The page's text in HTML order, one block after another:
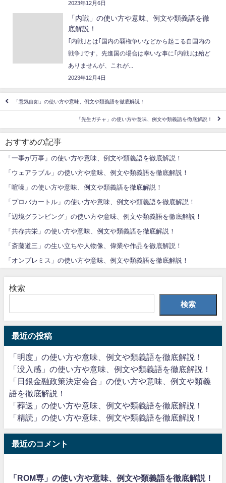
2023年12月6日
「内戦」の使い方や意味、例文や類義語を徹
底解説！
｢内戦｣とは｢国内の覇権争いなどから起こる自国内の
戦争｣です。先進国の場合は幸いな事に｢内戦｣は殆ど
ありませんが、これが...
2023年12月4日
「意気自如」の使い方や意味、例文や類義語を徹底解説！
「先生ガチャ」の使い方や意味、例文や類義語を徹底解説！
おすすめの記事
「一事が万事」の使い方や意味、例文や類義語を徹底解説！
「ウェアラブル」の使い方や意味、例文や類義語を徹底解説！
「喧噪」の使い方や意味、例文や類義語を徹底解説！
「プロバカートル」の使い方や意味、例文や類義語を徹底解説！
「辺境グランピング」の使い方や意味、例文や類義語を徹底解説！
「共存共栄」の使い方や意味、例文や類義語を徹底解説！
「斎藤道三」の生い立ちや人物像、偉業や作品を徹底解説！
「オンプレミス」の使い方や意味、例文や類義語を徹底解説！
検索
検索
最近の投稿
「明度」の使い方や意味、例文や類義語を徹底解説！
「没入感」の使い方や意味、例文や類義語を徹底解説！
「日銀金融政策決定会合」の使い方や意味、例文や類義
語を徹底解説！
「葬送」の使い方や意味、例文や類義語を徹底解説！
「精読」の使い方や意味、例文や類義語を徹底解説！
最近のコメント
「ROM専」の使い方や意味、例文や類義語を徹底解説！